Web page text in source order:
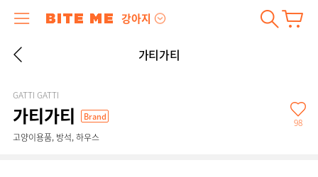
강아지
가티가티
GATTI GATTI
가티가티 Brand
98
고양이용품, 방석, 하우스